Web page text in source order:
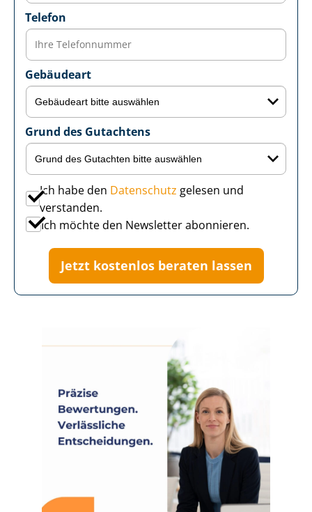
Telefon
Gebäudeart
Grund des Gutachtens
Ich habe den Datenschutz gelesen und
verstanden.
Ich möchte den Newsletter abonnieren.
Jetzt kostenlos beraten lassen